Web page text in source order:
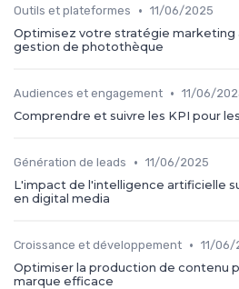
Outils et plateformes • 11/06/2025
Optimisez votre stratégie marketing
gestion de photothèque
Audiences et engagement • 11/06/
Comprendre et suivre les KPI pour
Génération de leads • 11/06/2025
L'impact de l'intelligence artificielle
en digital media
Croissance et développement • 11/06/
Optimiser la production de contenu
marque efficace